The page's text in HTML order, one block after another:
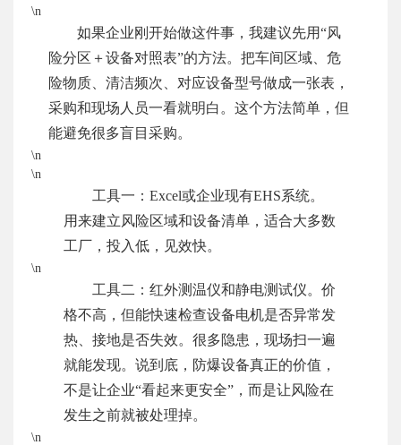
\n
如果企业刚开始做这件事，我建议先用“风
险分区＋设备对照表”的方法。把车间区域、危
险物质、清洁频次、对应设备型号做成一张表，
采购和现场人员一看就明白。这个方法简单，但
能避免很多盲目采购。
\n
\n
工具一：Excel或企业现有EHS系统。
用来建立风险区域和设备清单，适合大多数
工厂，投入低，见效快。
\n
工具二：红外测温仪和静电测试仪。价
格不高，但能快速检查设备电机是否异常发
热、接地是否失效。很多隐患，现场扫一遍
就能发现。说到底，防爆设备真正的价值，
不是让企业“看起来更安全”，而是让风险在
发生之前就被处理掉。
\n